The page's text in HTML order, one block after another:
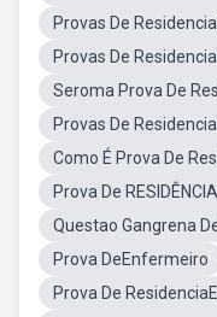
Provas De
Provas De
Seroma Prova De
Provas De
Como É Prova De
Prova De
Questao Gangrena
Prova DeEnfermeiro
Prova De